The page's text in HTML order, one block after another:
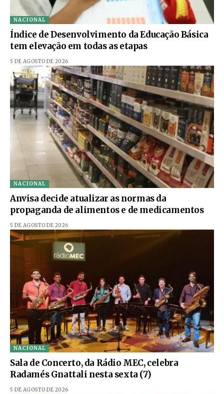
NACIONAL
Índice de Desenvolvimento da Educação Básica
tem elevação em todas as etapas
5 DE AGOSTO DE 2026
NACIONAL
Anvisa decide atualizar as normas da
propaganda de alimentos e de medicamentos
5 DE AGOSTO DE 2026
NACIONAL
Sala de Concerto, da Rádio MEC, celebra
Radamés Gnattali nesta sexta (7)
5 DE AGOSTO DE 2026